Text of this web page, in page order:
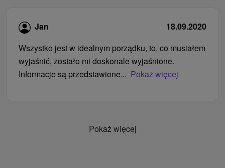
Jan
18.09.2020
Wszystko jest w idealnym porządku, to, co musiałem
wyjaśnić, zostało mi doskonale wyjaśnione.
Informacje są przedstawione... Pokaż więcej
Pokaż więcej